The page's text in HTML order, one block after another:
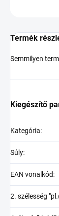
Termék
Semmilyen
Kiegészítő
Kategória:
Súly:
EAN vonalkód:
2. szélesség